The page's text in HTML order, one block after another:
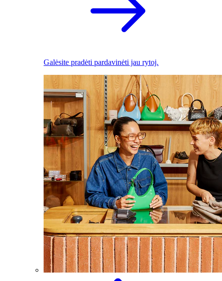
Galėsite pradėti pardavinėti jau rytoj.